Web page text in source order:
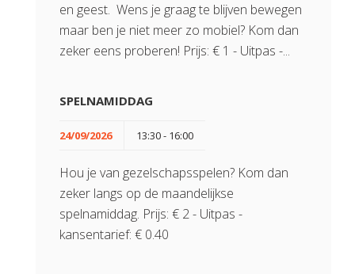
en geest. Wens je graag te blijven bewegen
maar ben je niet meer zo mobiel? Kom dan
zeker eens proberen! Prijs: € 1 - Uitpas -...
SPELNAMIDDAG
24/09/2026 13:30 - 16:00
Hou je van gezelschapsspelen? Kom dan
zeker langs op de maandelijkse
spelnamiddag. Prijs: € 2 - Uitpas -
kansentarief: € 0.40